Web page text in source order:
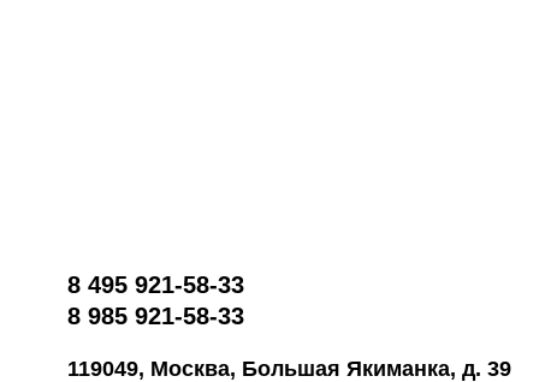
8 495 921-58-33
8 985 921-58-33
119049, Москва, Большая Якиманка, д. 39